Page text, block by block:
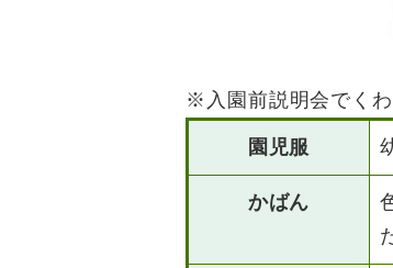
※入園前説明会でく
園児服
かばん